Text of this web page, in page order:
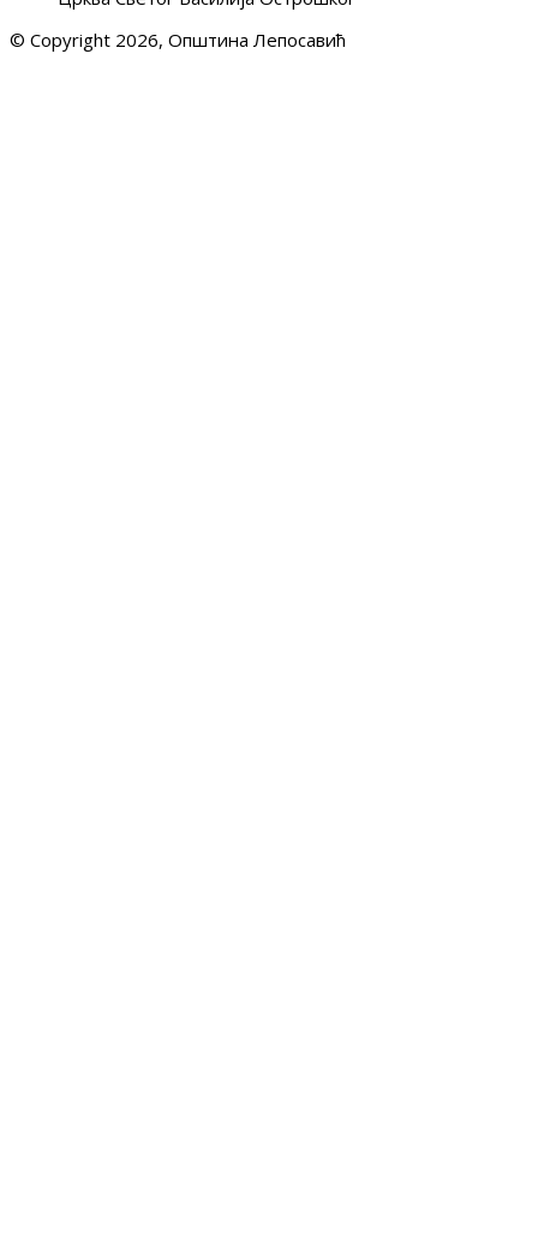
© Copyright 2026, Општина Лепосавић